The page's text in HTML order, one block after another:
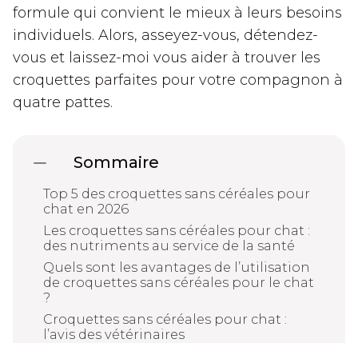
formule qui convient le mieux à leurs besoins
individuels. Alors, asseyez-vous, détendez-
vous et laissez-moi vous aider à trouver les
croquettes parfaites pour votre compagnon à
quatre pattes.
Sommaire
Top 5 des croquettes sans céréales pour
chat en 2026
Les croquettes sans céréales pour chat :
des nutriments au service de la santé
Quels sont les avantages de l’utilisation
de croquettes sans céréales pour le chat
?
Croquettes sans céréales pour chat :
l’avis des vétérinaires